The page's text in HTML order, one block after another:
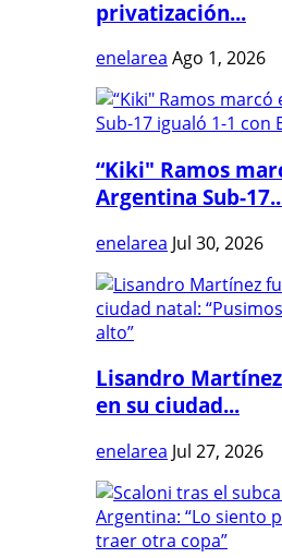
privatización...
enelarea Ago 1, 2026
“Kiki" Ramos
Argentina Sub-
enelarea Jul 30, 2026
Lisandro
en su ciudad...
enelarea Jul 27, 2026